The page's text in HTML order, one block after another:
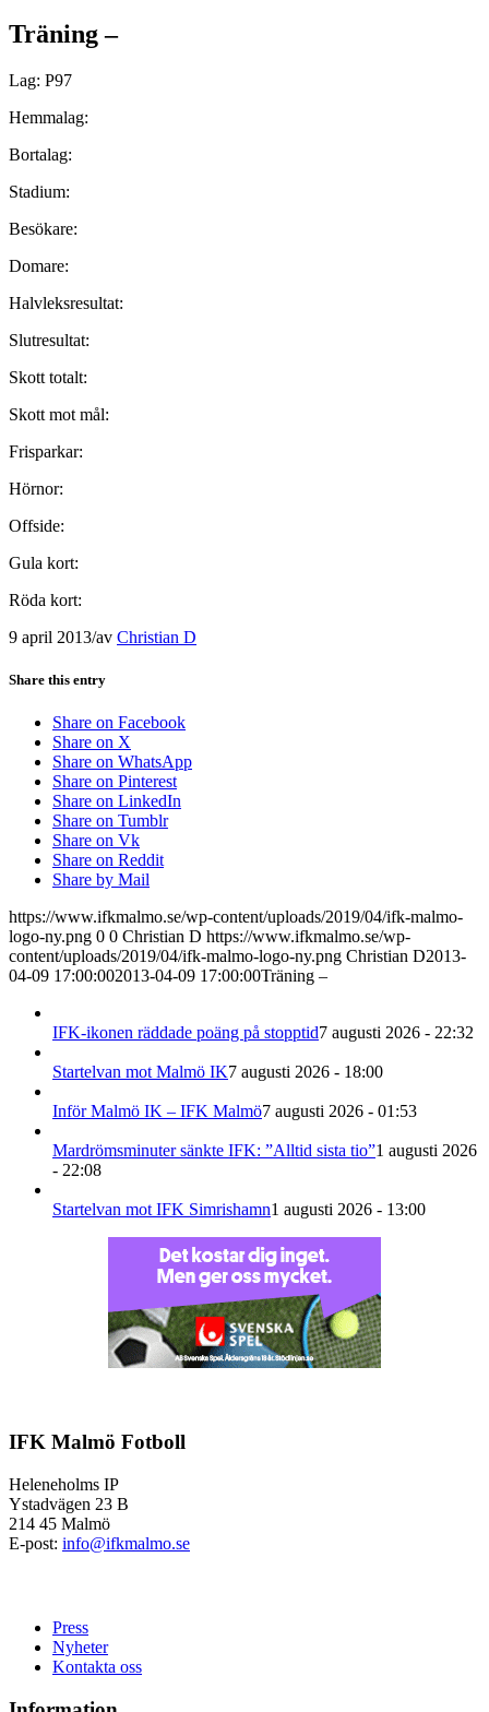
Träning –
Lag: P97
Hemmalag:
Bortalag:
Stadium:
Besökare:
Domare:
Halvleksresultat:
Slutresultat:
Skott totalt:
Skott mot mål:
Frisparkar:
Hörnor:
Offside:
Gula kort:
Röda kort:
9 april 2013/av Christian D
Share this entry
Share on Facebook
Share on X
Share on WhatsApp
Share on Pinterest
Share on LinkedIn
Share on Tumblr
Share on Vk
Share on Reddit
Share by Mail
https://www.ifkmalmo.se/wp-content/uploads/2019/04/ifk-malmo-
logo-ny.png 0 0 Christian D https://www.ifkmalmo.se/wp-
content/uploads/2019/04/ifk-malmo-logo-ny.png Christian D2013-
04-09 17:00:002013-04-09 17:00:00Träning –
IFK-ikonen räddade poäng på stopptid7 augusti 2026 - 22:32
Startelvan mot Malmö IK7 augusti 2026 - 18:00
Inför Malmö IK – IFK Malmö7 augusti 2026 - 01:53
Mardrömsminuter sänkte IFK: ”Alltid sista tio”1 augusti 2026
- 22:08
Startelvan mot IFK Simrishamn1 augusti 2026 - 13:00
IFK Malmö Fotboll
Heleneholms IP
Ystadvägen 23 B
214 45 Malmö
E-post: info@ifkmalmo.se
Press
Nyheter
Kontakta oss